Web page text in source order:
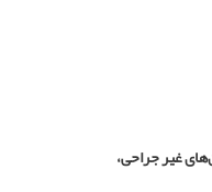
غیر جراحی،